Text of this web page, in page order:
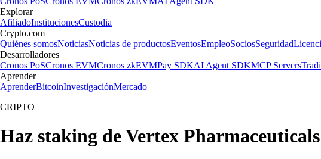
Explorar
AfiliadoInstitucionesCustodia
Crypto.com
Quiénes somosNoticiasNoticias de productosEventosEmpleoSociosSeguridad
Desarrolladores
Cronos PoSCronos EVMCronos zkEVMPay SDKAI Agent SDKMCP Servers
Aprender
AprenderBitcoinInvestigaciónMercado
CRIPTO
Haz staking de Vertex